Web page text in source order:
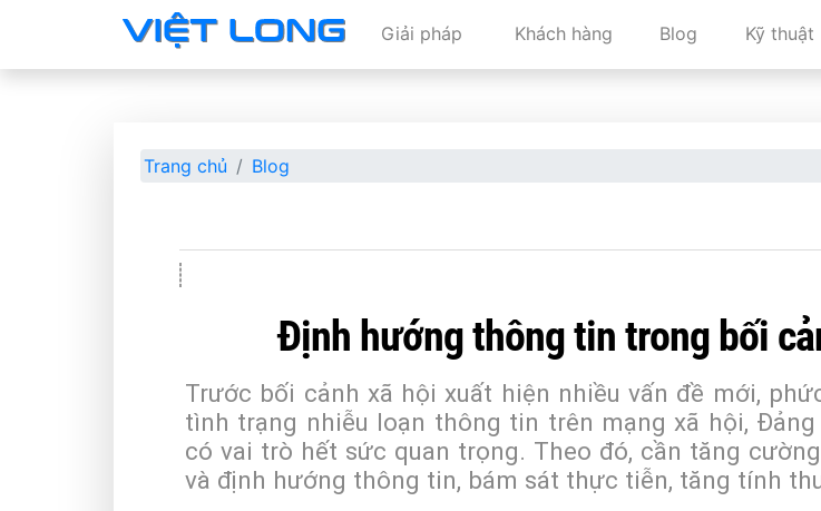
Giải pháp Khách hàng Blog Kỹ thuật
Trang chủ Blog
Định hướng thông tin trong bối
Trước bối cảnh xã hội xuất hiện nhiều vấn đề mới,
tình trạng nhiễu loạn thông tin trên mạng xã hội,
có vai trò hết sức quan trọng. Theo đó, cần tăng
và định hướng thông tin, bám sát thực tiễn, tăng tính